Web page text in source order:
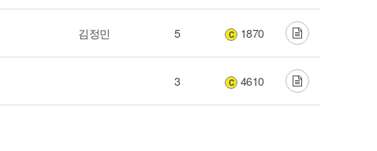
김정민 5 C 1870
3 C 4610